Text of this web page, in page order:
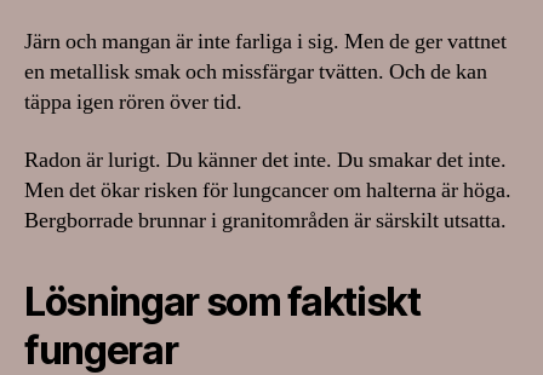
Järn och mangan är inte farliga i sig. Men de ger vattnet
en metallisk smak och missfärgar tvätten. Och de kan
täppa igen rören över tid.
Radon är lurigt. Du känner det inte. Du smakar det inte.
Men det ökar risken för lungcancer om halterna är höga.
Bergborrade brunnar i granitområden är särskilt utsatta.
Lösningar som faktiskt
fungerar